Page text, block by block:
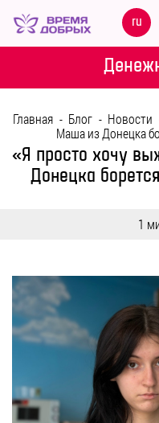
ru
Меню
НАШИ
ДЕТИ
МЕРОПРИЯТИЯ
ПОМОЩЬ
Главная - Блог - Новости
Маша из Донецка
«Я просто хочу
Донецка
1